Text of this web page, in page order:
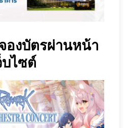
องบัตรผ่านหน้า
บไซต์